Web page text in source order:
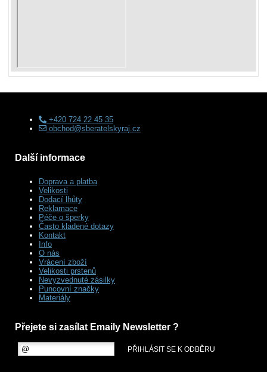
+420 724 22 45 35
obchod@sberatelskyraj.cz
Další informace
Doprava a platba
Velikosti
Dodací lhůty
Reklamace
Péče o šperky
Často kladené dotazy
Kontakt
Info
O nás
Vrácení zboží
Velikosti prstenů
Nevyzvednuté zásilky
Puncovní značky
Materiály
Přejete si zasílat Emaily Newsletter ?